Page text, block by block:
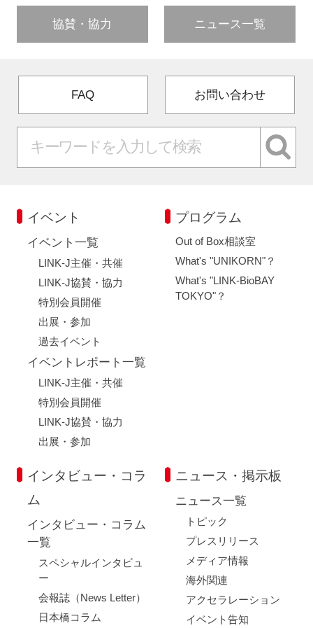
協賛・協力 ニュース一覧
FAQ お問い合わせ
イベント
イベント一覧
LINK-J主催・共催
LINK-J協賛・協力
特別会員開催
出展・参加
過去イベント
イベントレポート一覧
LINK-J主催・共催
特別会員開催
LINK-J協賛・協力
出展・参加
プログラム
Out of Box相談室
What's "UNIKORN"？
What's "LINK-BioBAY
TOKYO"？
インタビュー・コラ
ム
インタビュー・コラム
一覧
スペシャルインタビュ
ー
会報誌（News Letter）
日本橋コラム
ニュース・掲示板
ニュース一覧
トピック
プレスリリース
メディア情報
海外関連
アクセラレーション
イベント告知